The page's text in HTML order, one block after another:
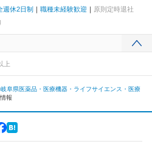
週休2日制 職種未経験歓迎
原則定時退社
上
岐阜県医薬品・医療機器・ライフサイエンス・医療
報